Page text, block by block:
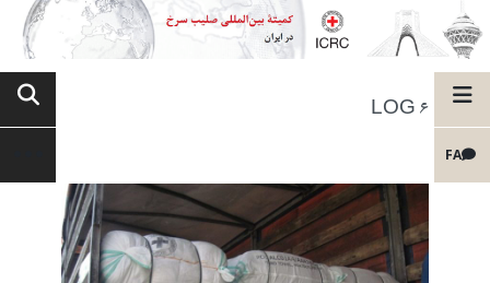
FA
LOG 6